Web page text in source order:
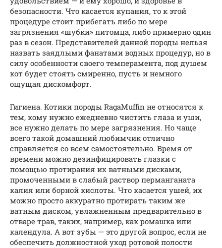
безопасности. Что касается купания, то к этой
процедуре стоит прибегать либо по мере
загрязнения «шубки» питомца, либо примерно один
раз в сезон. Представителей данной породы нельзя
назвать заядлыми фанатами водных процедур, но в
силу особенности своего темперамента, под душем
кот будет стоять смиренно, пусть и немного
ощущая дискомфорт.
Гигиена. Котики породы RagaMuffin не относятся к
тем, кому нужно ежедневно чистить глаза и уши,
все нужно делать по мере загрязнения. Но чаще
всего такой домашний любимчик отлично
справляется со всем самостоятельно. Время от
времени можно дезинфицировать глазки с
помощью протирания их ватными дисками,
промоченными в слабый раствор перманганата
калия или борной кислоты. Что касается ушей, их
можно просто аккуратно протирать таким же
ватным диском, увлажненным предварительно в
отваре трав, таких, например, как ромашка или
календула. А вот зубы — это другой вопрос, если не
обеспечить должностной уход ротовой полости